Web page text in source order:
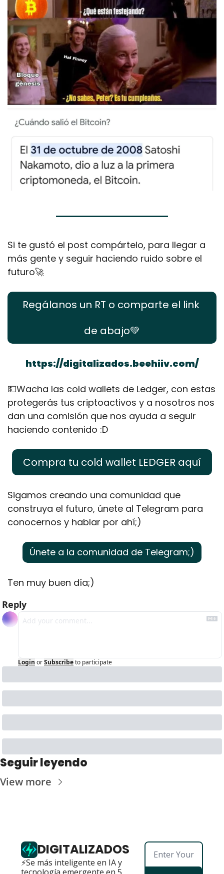
Si te gustó el post compártelo, para llegar a
más gente y seguir haciendo ruido sobre el
futuro🚀
Regálanos un RT o comparte el link
de abajo💚
https://digitalizados.beehiiv.com/
💵Wacha las cold wallets de Ledger, con estas
protegerás tus criptoactivos y a nosotros nos
dan una comisión que nos ayuda a seguir
haciendo contenido :D
Compra tu cold wallet LEDGER aquí
Sigamos creando una comunidad que
construya el futuro, únete al Telegram para
conocernos y hablar por ahí;)
Únete a la comunidad de Telegram;)
Ten muy buen día;)
Reply
Login orSubscribeto participate
Seguir leyendo
View more
DIGITALIZADOS
⚡Se más inteligente en IA y